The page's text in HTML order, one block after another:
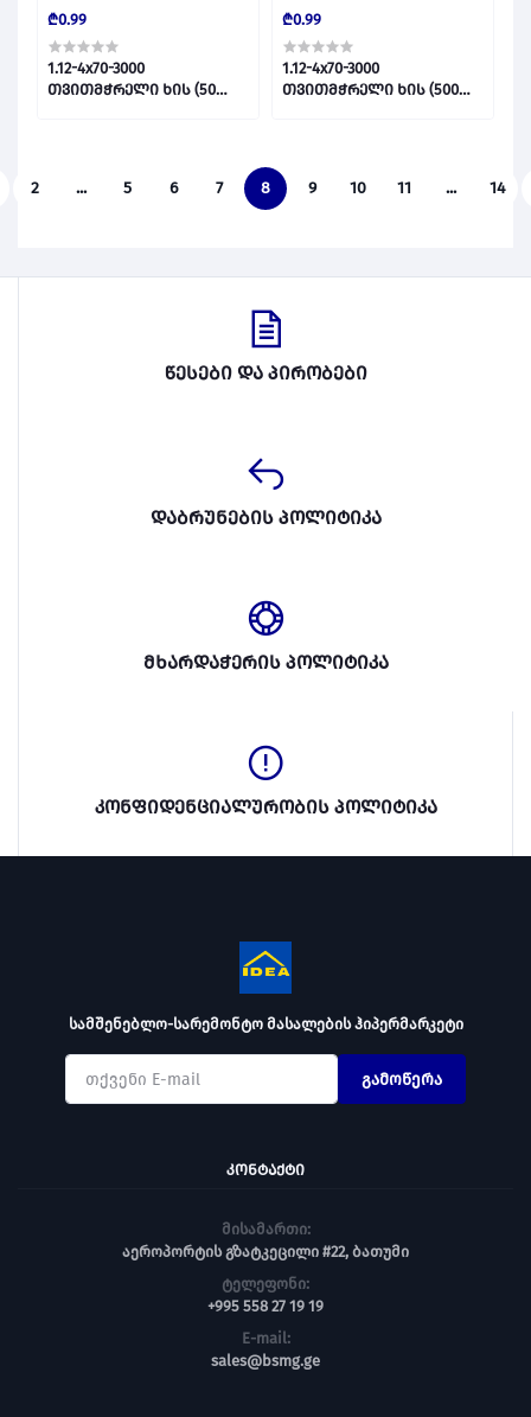
₾0.99
1.12-4x70-3000
თვითმჭრელი ხის (50
₾0.99
1.12-4x70-3000
თვითმჭრელი ხის (500
2 ... 5 6 7 8 9 10 11 ... 14
წესები და პირობები
დაბრუნების პოლიტიკა
მხარდაჭერის პოლიტიკა
კონფიდენციალურობის პოლიტიკა
სამშენებლო-სარემონტო მასალების ჰიპერმარკეტი
გამოწერა
ᲙᲝᲜᲢᲐᲥᲢᲘ
მისამართი:
აეროპორტის გზატკეცილი #22, ბათუმი
ტელეფონი:
+995 558 27 19 19
E-mail:
sales@bsmg.ge